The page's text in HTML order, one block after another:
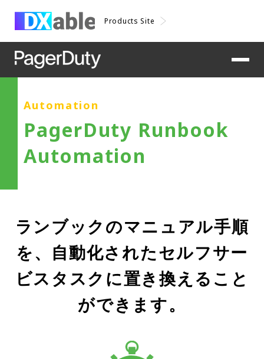
Products Site
Automation
PagerDuty Runbook
Automation
ランブックのマニュアル手順
を、自動化されたセルフサー
ビスタスクに置き換えること
ができます。